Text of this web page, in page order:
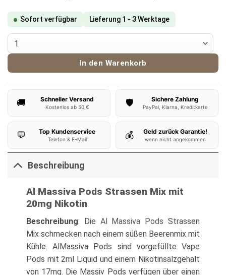
Sofort verfügbar Lieferung 1 - 3 Werktage
Al Massiva Pods - Strassen Mix Menge
In den Warenkorb
🚚 Schneller Versand
Kostenlos ab 50 € 🛡️ Sichere Zahlung
PayPal, Klarna, Kreditkarte
💬 Top Kundenservice
Telefon & E-Mail 💰 Geld zurück Garantie!
wenn nicht angekommen
Beschreibung
Al Massiva Pods Strassen Mix mit
20mg Nikotin
Beschreibung: Die Al Massiva Pods Strassen
Mix schmecken nach einem süßen Beerenmix mit
Kühle. AlMassiva Pods sind vorgefüllteVape
Pods mit 2ml Liquid und einem Nikotinsalzgehalt
von 17mg. Die Massiv Pods verfügen über einen